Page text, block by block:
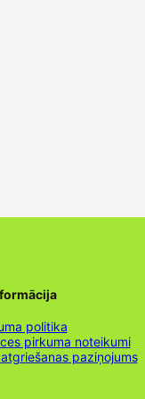
politika
pirkuma noteikumi
paziņojums